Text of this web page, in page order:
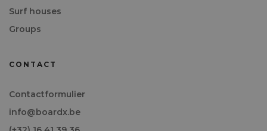
Surf houses
Groups
CONTACT
Contactformulier
info@boardx.be